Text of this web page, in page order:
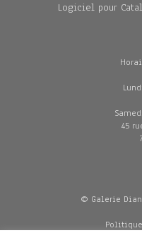
Logiciel pour
45
© Galerie